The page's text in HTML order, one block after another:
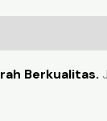
Berkualitas.